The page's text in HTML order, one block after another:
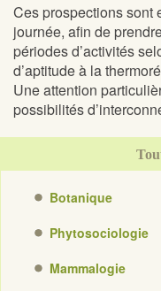
Ces prospections sont
journée, afin de
périodes d’activités
d’aptitude à la
Une attention
possibilités
Botanique
Phytosociologie
Mammalogie